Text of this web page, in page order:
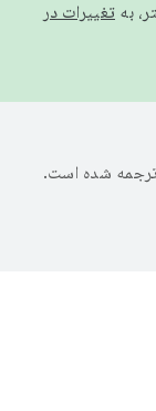
تغییرات در
شده است.